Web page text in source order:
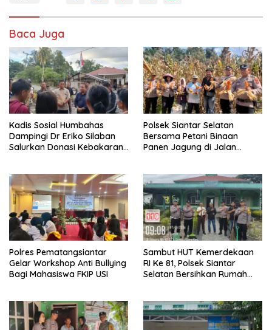
Baca Juga
Kadis Sosial Humbahas
Dampingi Dr Eriko Silaban
Salurkan Donasi Kebakaran
Polsek Siantar Selatan
Bersama Petani Binaan
Panen Jagung di Jalan
Polres Pematangsiantar
Gelar Workshop Anti Bullying
Bagi Mahasiswa FKIP USI
Sambut HUT Kemerdekaan
RI Ke 81, Polsek Siantar
Selatan Bersihkan Rumah